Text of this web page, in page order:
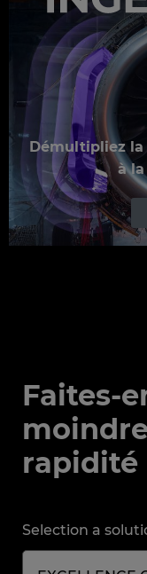
Démultipliez
à la
Faites-
rapidité
Selection a